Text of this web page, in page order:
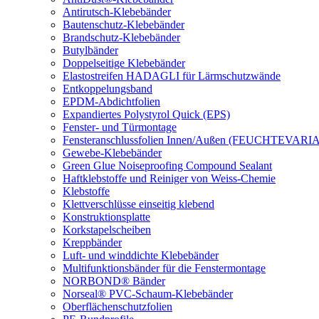
Antirutsch-Klebebänder
Bautenschutz-Klebebänder
Brandschutz-Klebebänder
Butylbänder
Doppelseitige Klebebänder
Elastostreifen HADAGLI für Lärmschutzwände
Entkoppelungsband
EPDM-Abdichtfolien
Expandiertes Polystyrol Quick (EPS)
Fenster- und Türmontage
Fensteranschlussfolien Innen/Außen
Gewebe-Klebebänder
Green Glue Noiseproofing Compound Sealant
Haftklebstoffe und Reiniger von Weiss-Chemie
Klebstoffe
Klettverschlüsse einseitig klebend
Konstruktionsplatte
Korkstapelscheiben
Kreppbänder
Luft- und winddichte Klebebänder
Multifunktionsbänder für die Fenstermontage
NORBOND® Bänder
Norseal® PVC-Schaum-Klebebänder
Oberflächenschutzfolien